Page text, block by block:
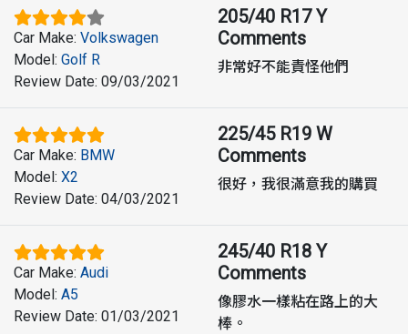
Car Make: Volkswagen
Model: Golf R
Review Date: 09/03/2021
205/40 R17 Y
Comments
非常好不能責怪他們
Car Make: BMW
Model: X2
Review Date: 04/03/2021
225/45 R19 W
Comments
很好，我很滿意我的購買
Car Make: Audi
Model: A5
Review Date: 01/03/2021
245/40 R18 Y
Comments
像膠水一樣粘在路上的大
棒。